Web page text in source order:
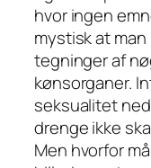
hvor ingen
mystisk at
tegninger af
kønsorganer.
seksualitet
drenge ikke
Men hvorfor